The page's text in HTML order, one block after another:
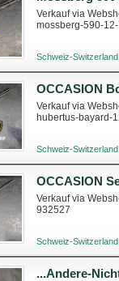
Verkauf via
mossberg-590-
Schweiz-
Verkauf via
hubertus-bayard-
Schweiz-
Verkauf via
932527
Schweiz-
...Andere-